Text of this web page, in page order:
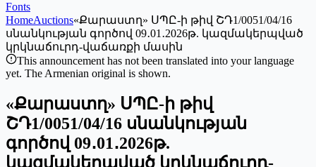
Fonts
HomeAuctions«Քարաստղ» ՍՊԸ-ի թիվ ՇԴ1/0051/04/16
սնանկության գործով 09․01․2026թ. կազմակերպված
կրկնաճուրդ-վաճառքի մասին
This announcement has not been translated into your language
yet. The Armenian original is shown.
«Քարաստղ» ՍՊԸ-ի թիվ
ՇԴ1/0051/04/16 սնանկության
գործով 09․01․2026թ.
կազմակերպված կրկնաճուրդ-